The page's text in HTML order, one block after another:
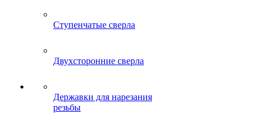
Ступенчатые сверла
Двухсторонние сверла
Державки для нарезания
резьбы